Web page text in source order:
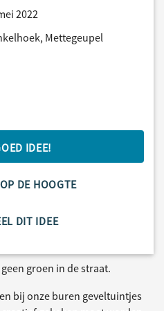
2022
Mettegeupel
IDEE!
DE HOOGTE
DIT IDEE
groen in de straat.
bij onze buren geveltuintjes